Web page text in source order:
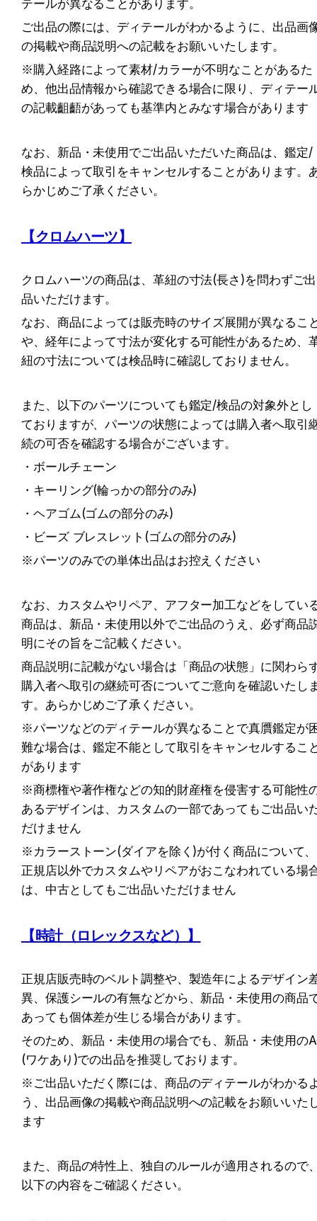
テールが異なることがあります。
ご出品の際には、ディテールがわかるように、出品画
の掲載や商品説明への記載をお願いいたします。
※購入経路によって素材/カラーが不明なことがあるた
め、他出品情報から確認できる場合に限り、ディテー
の記載齟齬があっても基準内とみなす場合があります
なお、新品・未使用でご出品いただいた商品は、鑑定/
検品によって取引をキャンセルすることがあります。
らかじめご了承ください。
【クロムハーツ】
クロムハーツの商品は、革紐の寸法(長さ)を問わずご出
品いただけます。
なお、商品によっては販売時のサイズ展開が異なるこ
や、経年によって寸法が変化する可能性があるため、
紐の寸法については検品時に確認しておりません。
また、以下のパーツについても鑑定/検品の対象外とし
ておりますが、パーツの状態によっては購入者へ取引
続の可否を確認する場合がございます。
・ボールチェーン
・キーリング(輪っかの部分のみ)
・ヘアゴム(ゴムの部分のみ)
・ビーズ ブレスレット(ゴムの部分のみ)
※パーツのみでの単体出品はお控えください
なお、カスタムやリペア、アフター加工などをしてい
商品は、新品・未使用以外でご出品のうえ、必ず商品
明にその旨をご記載ください。
商品説明に記載がない場合は「商品の状態」に関わら
購入者へ取引の継続可否についてご意向を確認いたし
す。あらかじめご了承ください。
※パーツなどのディテールが異なることで真贋鑑定が
難な場合は、鑑定不能として取引をキャンセルするこ
があります
※商標権や著作権などの知的財産権を侵害する可能性
あるデザインは、カスタムの一部であってもご出品い
だけません
※カラーストーン(ダイアを除く)が付く商品について、
正規店以外でカスタムやリペアがおこなわれている場
は、中古としてもご出品いただけません
【時計（ロレックスなど）】
正規店販売時のベルト調整や、製造年によるデザイン
異、保護シールの有無などから、新品・未使用の商品
あっても個体差が生じる場合があります。
そのため、新品・未使用の場合でも、新品・未使用の
(ワケあり)での出品を推奨しております。
※ご出品いただく際には、商品のディテールがわかる
う、出品画像の掲載や商品説明への記載をお願いいた
ます
また、商品の特性上、独自のルールが適用されるので
以下の内容をご確認ください。